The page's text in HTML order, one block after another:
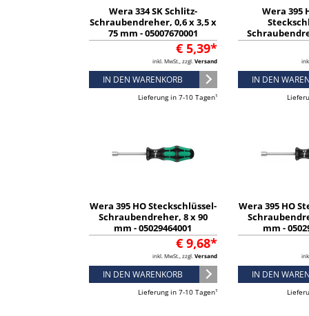
Wera 334 SK Schlitz-
Schraubendreher, 0,6 x 3,5 x
75 mm - 05007670001
€ 5,39*
inkl. MwSt., zzgl. Versand
IN DEN WARENKORB
Lieferung in 7-10 Tagen¹
Wera 395
teilig -
IN DEN
Wera 395 HO Steckschlüssel-
Schraubendreher, 8 x 90
mm - 05029464001
€ 9,68*
inkl. MwSt., zzgl. Versand
IN DEN WARENKORB
Lieferung in 7-10 Tagen¹
Wera 395 HO
mm -
IN DEN